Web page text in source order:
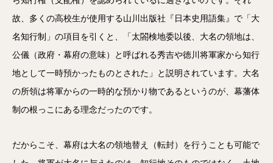
故、多くの高校生が使用する山川出版社『日本史用語集』で「大
名知行制」の項目を引くと、「太閤検地委以後、大名の領地は、
公儀（政府・幕府の意味）と呼ばれる秀吉や徳川将軍家から知行
地として一時預かったものとされた」と説明されています。大名
の所領は将軍からの一時的な預かり物であるというのが、幕藩体
制の根っこにある理念だったのです。
だからこそ、幕府は大名の領地替え（転封）を行うことも可能で